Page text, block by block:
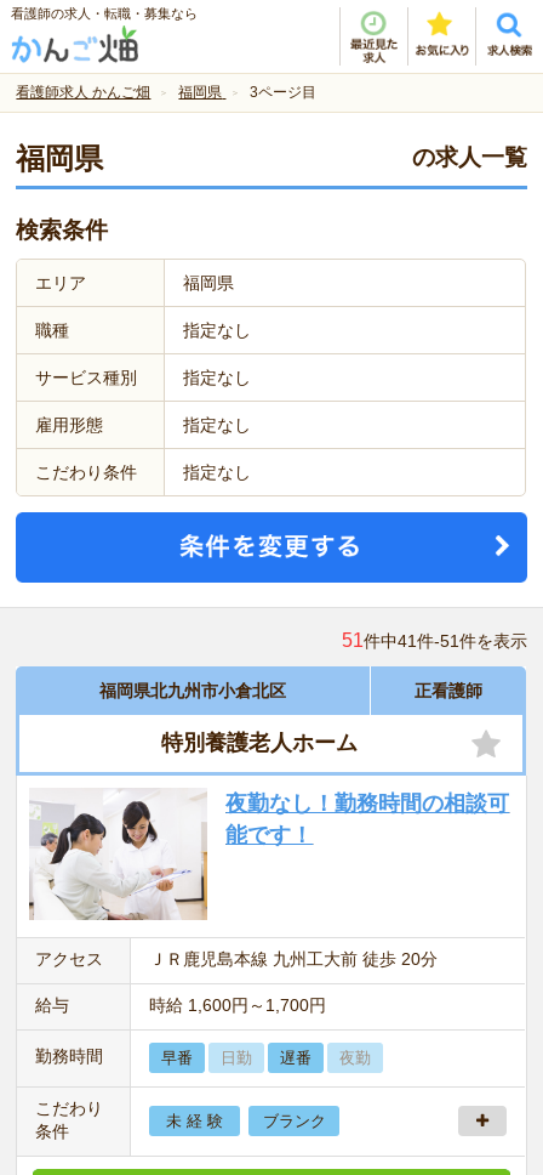
看護師の求人・転職・募集なら
看護師求人 かんご畑 福岡県 3ページ目
福岡県 の求人一覧
検索条件
エリア 福岡県
職種 指定なし
サービス種別 指定なし
雇用形態 指定なし
こだわり条件 指定なし
51件中41件-51件を表示
福岡県北九州市小倉北区 正看護師
特別養護老人ホーム
夜勤なし！勤務時間の相談可
能です！
アクセス ＪＲ鹿児島本線 九州工大前 徒歩 20分
給与 時給 1,600円～1,700円
勤務時間 早番 日勤 遅番 夜勤
こだわり
条件
未 経 験 ブランク